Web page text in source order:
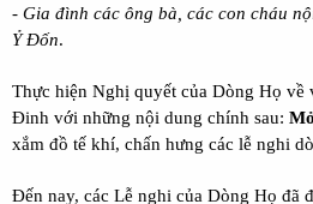
- Gia đình các ông bà, các con cháu
Ỷ Đốn.
Thực hiện Nghị quyết của Dòng Họ về
Đinh với những nội dung chính sau:
xắm đồ tế khí, chấn hưng các lễ nghi
Đến nay, các Lễ nghi của Dòng Họ đã